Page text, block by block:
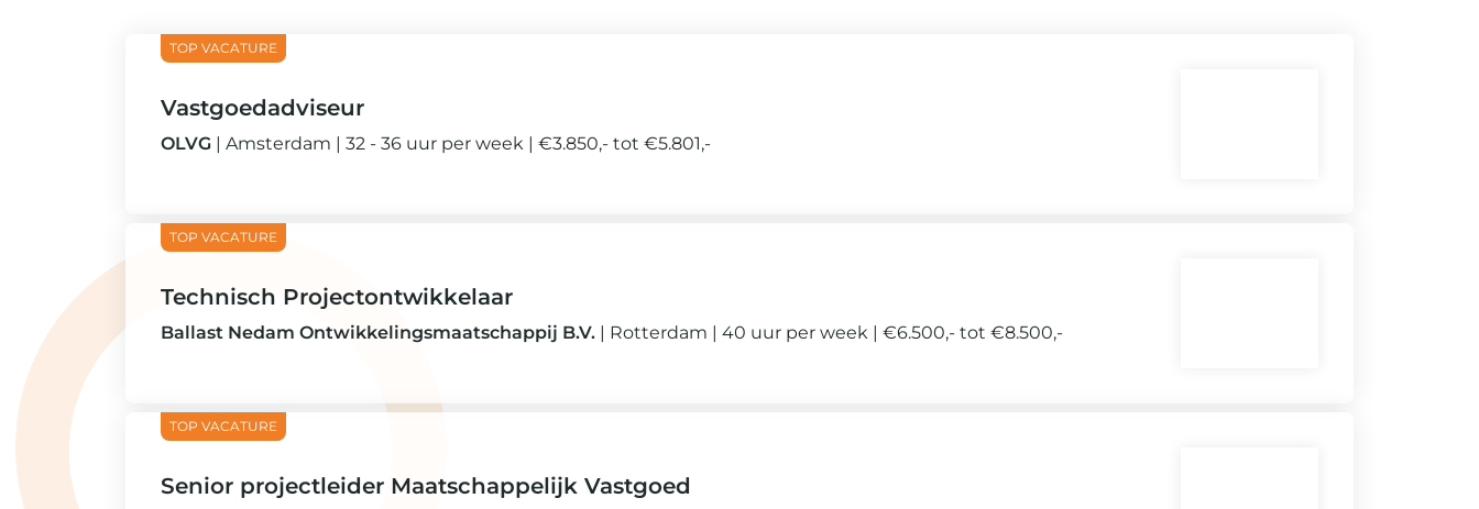
Vastgoedadviseur
OLVG Amsterdam 32 - 36 uur per week €3.850,- tot €5.801,-
Technisch Projectontwikkelaar
Ballast Nedam Ontwikkelingsmaatschappij B.V. Rotterdam 40 uur per week €6.500,- tot €8.500,-
Senior projectleider Maatschappelijk Vastgoed